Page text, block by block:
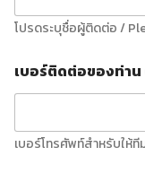
โปรดระบุชื่อผู้ติดต่อ /
เบอร์ติดต่อของท่า
เบอร์โทรศัพท์สำหรับให้